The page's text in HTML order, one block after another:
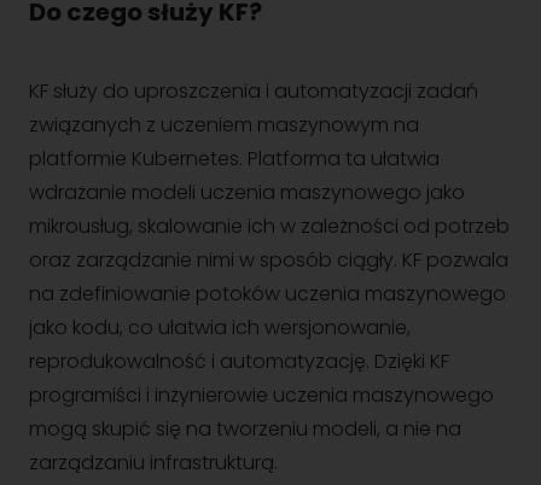
Do czego służy KF?
KF służy do uproszczenia i automatyzacji zadań
związanych z uczeniem maszynowym na
platformie Kubernetes. Platforma ta ułatwia
wdrażanie modeli uczenia maszynowego jako
mikrousług, skalowanie ich w zależności od potrzeb
oraz zarządzanie nimi w sposób ciągły. KF pozwala
na zdefiniowanie potoków uczenia maszynowego
jako kodu, co ułatwia ich wersjonowanie,
reprodukowalność i automatyzację. Dzięki KF
programiści i inżynierowie uczenia maszynowego
mogą skupić się na tworzeniu modeli, a nie na
zarządzaniu infrastrukturą.